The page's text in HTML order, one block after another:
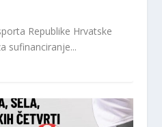
Republike Hrvatske
sufinanciranje...